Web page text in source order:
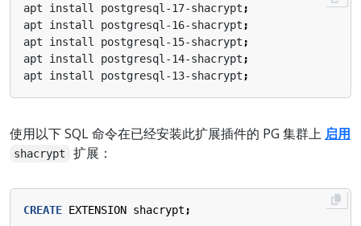
apt install postgresql-17-shacrypt ;
apt install postgresql-16-shacrypt ;
apt install postgresql-15-shacrypt ;
apt install postgresql-14-shacrypt ;
apt install postgresql-13-shacrypt ;
使用以下 SQL 命令在已经安装此扩展插件的 PG 集群上 启用
shacrypt 扩展：
CREATE EXTENSION shacrypt ;